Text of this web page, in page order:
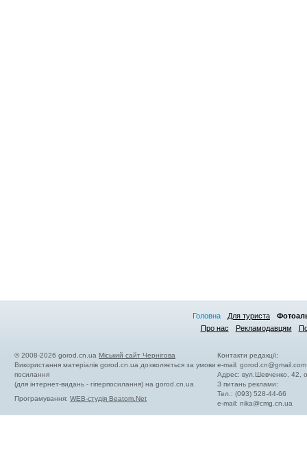
Головна Для туриста
Про нас
Рекламодавцям
© 2008-2026 gorod.cn.ua Міський сайт Чернігова
Використання матеріалів gorod.cn.ua дозволяється за умови
посилання
(для інтернет-видань - гіперпосилання) на gorod.cn.ua
Програмування: WEB-студія Beatom.Net
Контакти редакції:
e-mail:gorod.cn@gmail.com
Адрес: вул.Шевченко, 42,
З питань реклами:
Тел.: (093) 528-44-66
e-mail:nika@cmg.cn.ua